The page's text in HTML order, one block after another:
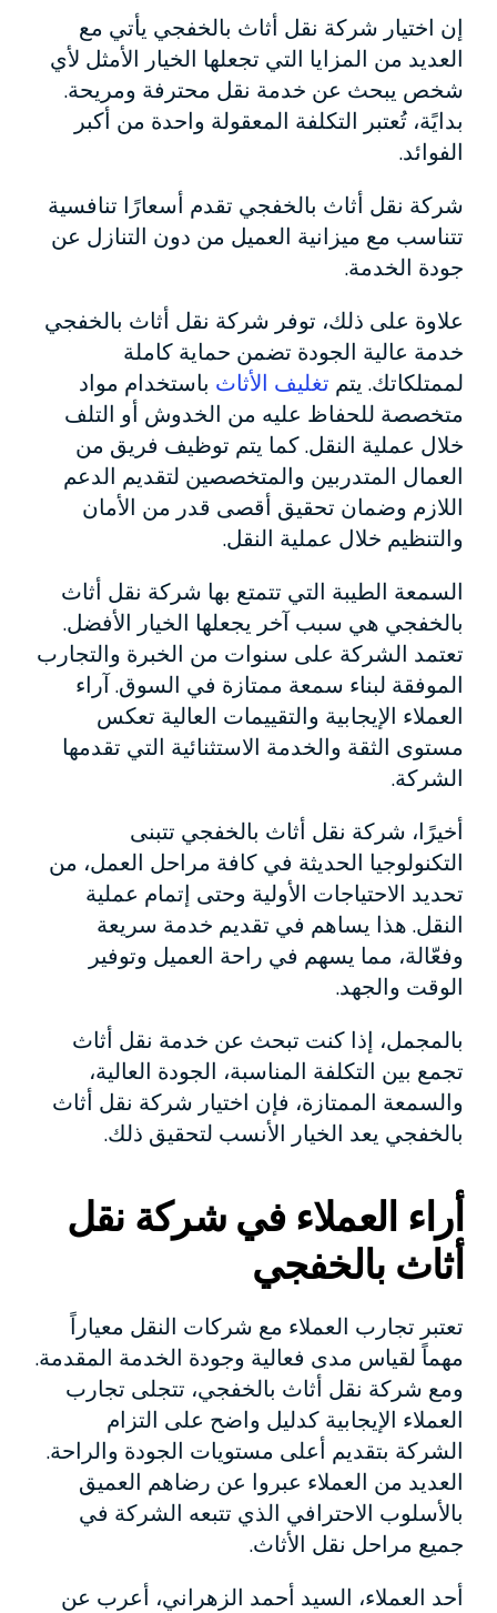
إن اختيار شركة نقل أثاث بالخفجي يأتي مع
العديد من المزايا التي تجعلها الخيار الأمثل لأي
شخص يبحث عن خدمة نقل محترفة ومريحة.
بدايًة، تُعتبر التكلفة المعقولة واحدة من أكبر
الفوائد.
شركة نقل أثاث بالخفجي تقدم أسعارًا تنافسية
تتناسب مع ميزانية العميل من دون التنازل عن
جودة الخدمة.
علاوة على ذلك، توفر شركة نقل أثاث بالخفجي
خدمة عالية الجودة تضمن حماية كاملة
لممتلكاتك. يتم تغليف الأثاث باستخدام مواد
متخصصة للحفاظ عليه من الخدوش أو التلف
خلال عملية النقل. كما يتم توظيف فريق من
العمال المتدربين والمتخصصين لتقديم الدعم
اللازم وضمان تحقيق أقصى قدر من الأمان
والتنظيم خلال عملية النقل.
السمعة الطيبة التي تتمتع بها شركة نقل أثاث
بالخفجي هي سبب آخر يجعلها الخيار الأفضل.
تعتمد الشركة على سنوات من الخبرة والتجارب
الموفقة لبناء سمعة ممتازة في السوق. آراء
العملاء الإيجابية والتقييمات العالية تعكس
مستوى الثقة والخدمة الاستثنائية التي تقدمها
الشركة.
أخيرًا، شركة نقل أثاث بالخفجي تتبنى
التكنولوجيا الحديثة في كافة مراحل العمل، من
تحديد الاحتياجات الأولية وحتى إتمام عملية
النقل. هذا يساهم في تقديم خدمة سريعة
وفعّالة، مما يسهم في راحة العميل وتوفير
الوقت والجهد.
بالمجمل، إذا كنت تبحث عن خدمة نقل أثاث
تجمع بين التكلفة المناسبة، الجودة العالية،
والسمعة الممتازة، فإن اختيار شركة نقل أثاث
بالخفجي يعد الخيار الأنسب لتحقيق ذلك.
أراء العملاء في شركة نقل
أثاث بالخفجي
تعتبر تجارب العملاء مع شركات النقل معياراً
مهماً لقياس مدى فعالية وجودة الخدمة المقدمة.
ومع شركة نقل أثاث بالخفجي، تتجلى تجارب
العملاء الإيجابية كدليل واضح على التزام
الشركة بتقديم أعلى مستويات الجودة والراحة.
العديد من العملاء عبروا عن رضاهم العميق
بالأسلوب الاحترافي الذي تتبعه الشركة في
جميع مراحل نقل الأثاث.
أحد العملاء، السيد أحمد الزهراني، أعرب عن